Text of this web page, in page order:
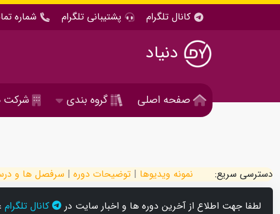
کانال تلگرام پشتیبانی تلگرام شماره
دنیاد
صفحه اصلی گروه بندی شرکت
دسترسی سریع: نمونه ویدیوها | توضیحات دوره | سرفصل ها و
لطفا جهت اطلاع از آخرین دوره ها و اخبار سایت در کانال تلگرام